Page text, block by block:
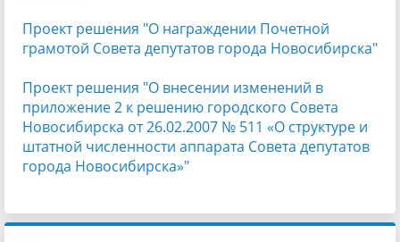
Проект решения "О награждении Почетной
грамотой Совета депутатов города Новосибирска"
Проект решения "О внесении изменений в
приложение 2 к решению городского Совета
Новосибирска от 26.02.2007 № 511 «О структуре и
штатной численности аппарата Совета депутатов
города Новосибирска»"